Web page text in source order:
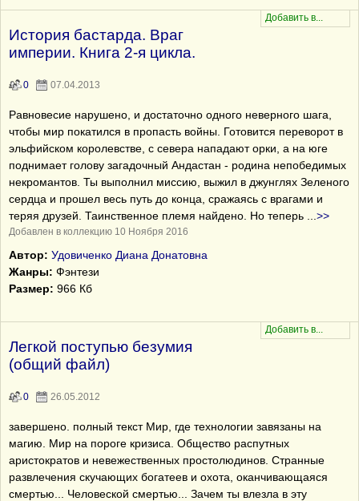
История бастарда. Враг
империи. Книга 2-я цикла.
0 07.04.2013
Равновесие нарушено, и достаточно одного неверного шага,
чтобы мир покатился в пропасть войны. Готовится переворот в
эльфийском королевстве, с севера нападают орки, а на юге
поднимает голову загадочный Андастан - родина непобедимых
некромантов. Ты выполнил миссию, выжил в джунглях Зеленого
сердца и прошел весь путь до конца, сражаясь с врагами и
теряя друзей. Таинственное племя найдено. Но теперь
>>
Добавлен в коллекцию 10 Ноября 2016
Автор: Удовиченко Диана Донатовна
Жанры: Фэнтези
Размер: 966 Кб
Легкой поступью безумия
(общий файл)
0 26.05.2012
завершено. полный текст Мир, где технологии завязаны на
магию. Мир на пороге кризиса. Общество распутных
аристократов и невежественных простолюдинов. Странные
развлечения скучающих богатеев и охота, оканчивающаяся
смертью... Человеской смертью... Зачем ты влезла в эту